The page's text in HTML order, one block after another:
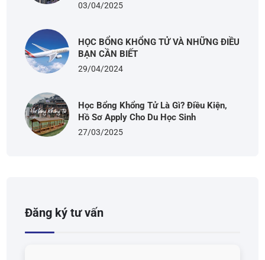
03/04/2025
HỌC BỔNG KHỔNG TỬ VÀ NHỮNG ĐIỀU
BẠN CẦN BIẾT
29/04/2024
Học Bổng Khổng Tử Là Gì? Điều Kiện,
Hồ Sơ Apply Cho Du Học Sinh
27/03/2025
Đăng ký tư vấn